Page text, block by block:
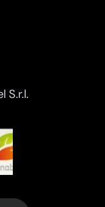
S.r.l.